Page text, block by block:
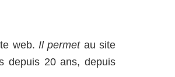
web.Il permetau site
depuis 20 ans, depuis